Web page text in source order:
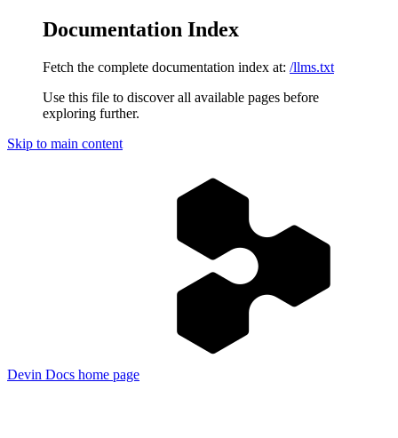
Documentation Index
Fetch the complete documentation index at: /llms.txt
Use this file to discover all available pages before
exploring further.
Skip to main content
Devin Docs home page